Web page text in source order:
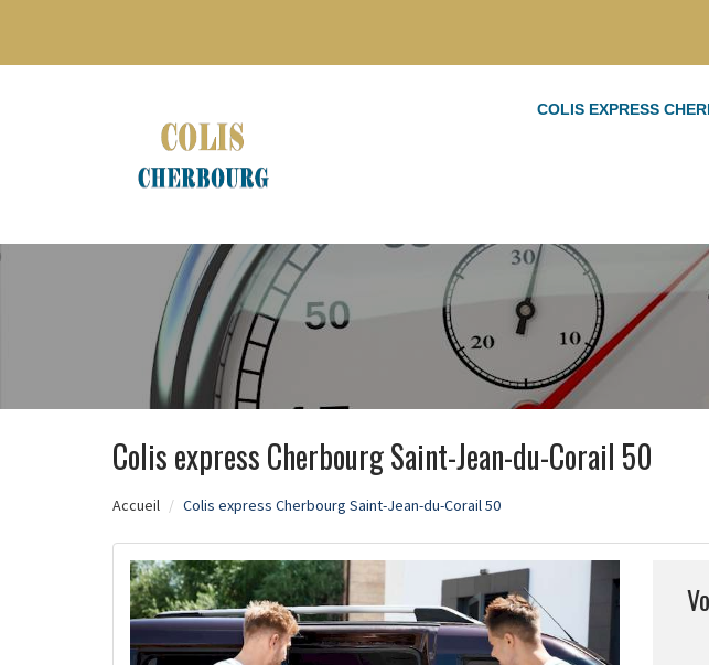
COLIS EXPRESS
Colis express Cherbourg Saint-Jean-du-Corail 50
Accueil Colis express Cherbourg Saint-Jean-du-Corail 50